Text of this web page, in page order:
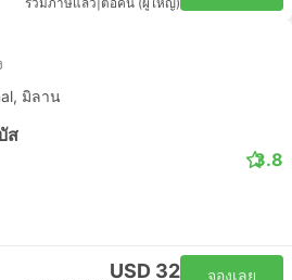
รวมภาษีแล้ว ต่อคน (ผู้ใหญ่)
มิลาน
ส
3.8
USD 32 จองเลย